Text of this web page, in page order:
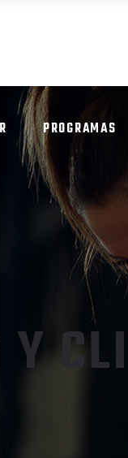
PROGRAMAS